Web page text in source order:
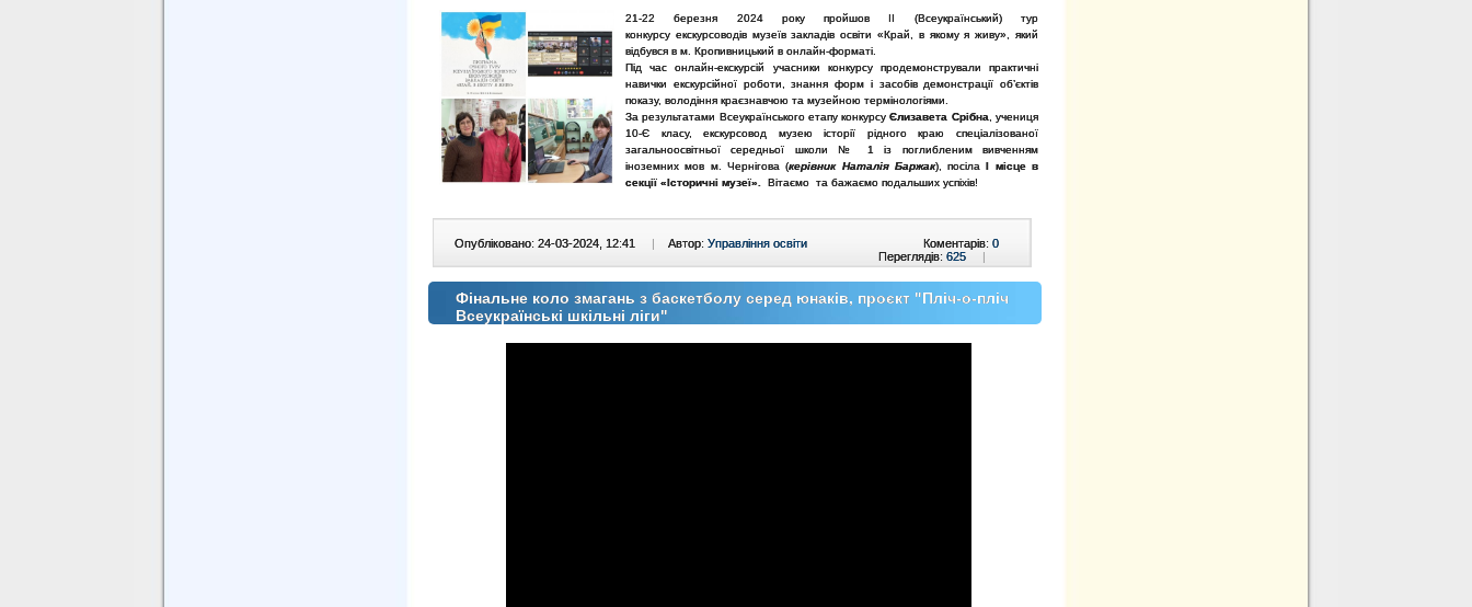
21-22 березня 2024 року пройшов ІІ (Всеукраїнський) тур
конкурсу екскурсоводів музеїв закладів освіти «Край, в якому я живу», який
відбувся в м. Кропивницький в онлайн-форматі.
Під час онлайн-екскурсій учасники конкурсу продемонстрували практичні
навички екскурсійної роботи, знання форм і засобів демонстрації об’єктів
показу, володіння краєзнавчою та музейною термінологіями.
За результатами Всеукраїнського етапу конкурсуЄлизавета Срібна , учениця
10-Є класу, екскурсовод музею історії рідного краю спеціалізованої
загальноосвітньої середньої школи № 1 із поглибленим вивченням
іноземних мов м. Чернігова (керівник Наталія Баржак), посілаІ місце в
секції «Історичні музеї». Вітаємо та бажаємо подальших успіхів!
Опубліковано: 24-03-2024, 12:41 | Автор: Управління освіти Коментарів: 0
Переглядів: 625 |
Фінальне коло змагань з баскетболу серед юнаків, проєкт "Пліч-о-пліч
Всеукраїнські шкільні ліги"